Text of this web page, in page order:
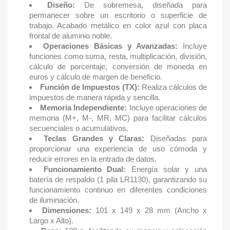
Diseño: De sobremesa, diseñada para
permanecer sobre un escritorio o superficie de
trabajo. Acabado metálico en color azul con placa
frontal de aluminio noble.
Operaciones Básicas y Avanzadas: Incluye
funciones como suma, resta, multiplicación, división,
cálculo de porcentaje, conversión de moneda en
euros y cálculo de margen de beneficio.
Función de Impuestos (TX): Realiza cálculos de
impuestos de manera rápida y sencilla.
Memoria Independiente: Incluye operaciones de
memoria (M+, M-, MR, MC) para facilitar cálculos
secuenciales o acumulativos.
Teclas Grandes y Claras: Diseñadas para
proporcionar una experiencia de uso cómoda y
reducir errores en la entrada de datos.
Funcionamiento Dual: Energía solar y una
batería de respaldo (1 pila LR1130), garantizando su
funcionamiento continuo en diferentes condiciones
de iluminación.
Dimensiones: 101 x 149 x 28 mm (Ancho x
Largo x Alto).